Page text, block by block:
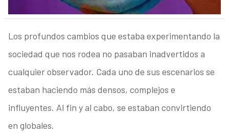
Los profundos cambios que estaba experimentando la
sociedad que nos rodea no pasaban inadvertidos a
cualquier observador. Cada uno de sus escenarios se
estaban haciendo más densos, complejos e
influyentes. Al fin y al cabo, se estaban convirtiendo
en globales.